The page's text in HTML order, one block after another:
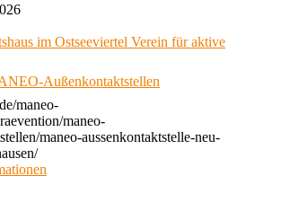
im Ostseeviertel Verein für aktive
Außenkontaktstellen
maneo-
maneo-
maneo-aussenkontaktstelle-neu-